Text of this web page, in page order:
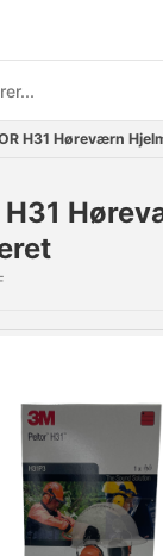
H31 Høreværn
H31